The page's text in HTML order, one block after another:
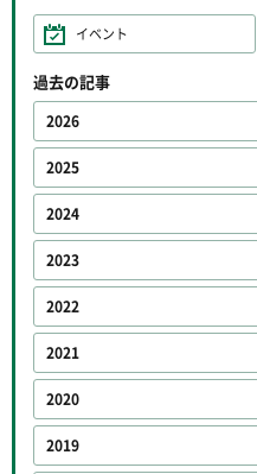
イベント
過去の記事
2026
2025
2024
2023
2022
2021
2020
2019